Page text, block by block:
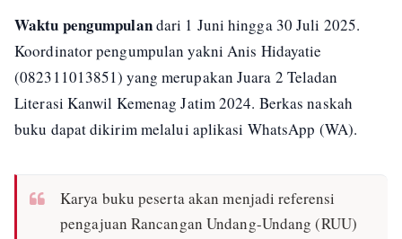
Waktu pengumpulandari 1 Juni hingga 30 Juli 2025.
Koordinator pengumpulan yakni Anis Hidayatie
(082311013851) yang merupakan Juara 2 Teladan
Literasi Kanwil Kemenag Jatim 2024. Berkas naskah
buku dapat dikirim melalui aplikasi WhatsApp (WA).
Karya buku peserta akan menjadi referensi
pengajuan Rancangan Undang-Undang (RUU)